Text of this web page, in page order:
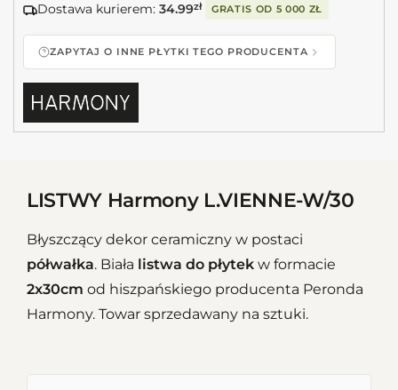
Dostawa kurierem: 34.99zł GRATIS OD 5 000 ZŁ
ZAPYTAJ O INNE PŁYTKI TEGO PRODUCENTA
LISTWY Harmony L.VIENNE-W/30
Błyszczący dekor ceramiczny w postaci
półwałka. Biała listwa do płytek w formacie
2x30cm od hiszpańskiego producenta Peronda
Harmony. Towar sprzedawany na sztuki.